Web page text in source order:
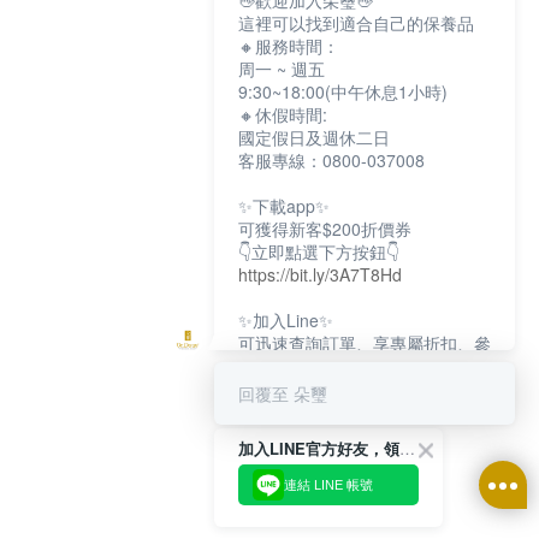
加入LINE官方好友，領取$200折價券
連結 LINE 帳號
這裡可以找到適合自己的保養品
🔸服務時間：
周一 ~ 週五
9:30~18:00(中午休息1小時)
🔸休假時間:
國定假日及週休二日
客服專線：0800-037008
✨下載app✨
可獲得新客$200折價券
👇立即點選下方按鈕👇
https://bit.ly/3A7T8Hd
✨加入Line✨
可迅速查詢訂單、享專屬折扣、參
👇立即點選下方按鈕👇
✨追蹤IG✨
👇立即點選下方按鈕👇
https://bit.ly/3w8zJm1
回覆至 朵璽